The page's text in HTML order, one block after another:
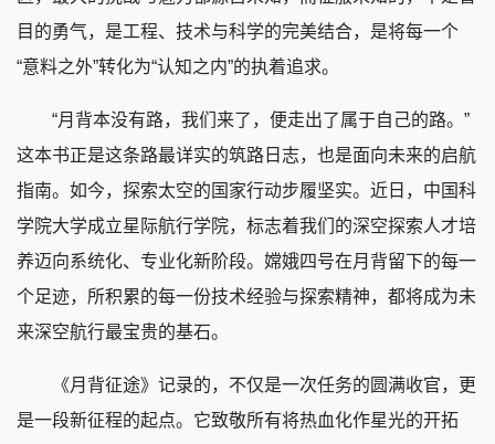
目的勇气，是工程、技术与科学的完美结合，是将每一个
“意料之外”转化为“认知之内”的执着追求。
“月背本没有路，我们来了，便走出了属于自己的路。”
这本书正是这条路最详实的筑路日志，也是面向未来的启航
指南。如今，探索太空的国家行动步履坚实。近日，中国科
学院大学成立星际航行学院，标志着我们的深空探索人才培
养迈向系统化、专业化新阶段。嫦娥四号在月背留下的每一
个足迹，所积累的每一份技术经验与探索精神，都将成为未
来深空航行最宝贵的基石。
《月背征途》记录的，不仅是一次任务的圆满收官，更
是一段新征程的起点。它致敬所有将热血化作星光的开拓